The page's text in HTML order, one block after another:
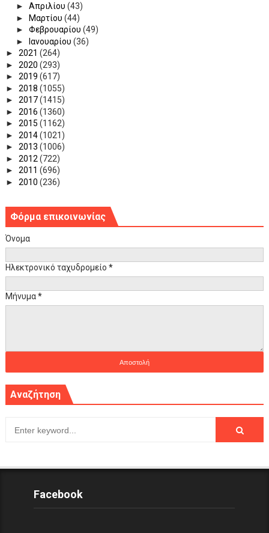
► Απριλίου (43)
►
Μαρτίου (44)
► Φεβρουαρίου (49)
►
Ιανουαρίου (36)
► 2021 (264)
► 2020 (293)
► 2019 (617)
► 2018 (1055)
► 2017(1415)
► 2016 (1360)
► 2015 (1162)
► 2014(1021)
► 2013 (1006)
► 2012 (722)
► 2011 (696)
► 2010 (236)
Φόρμα επικοινωνίας
Όνομα
Ηλεκτρονικό ταχυδρομείο *
Μήνυμα*
Αναζήτηση
Facebook